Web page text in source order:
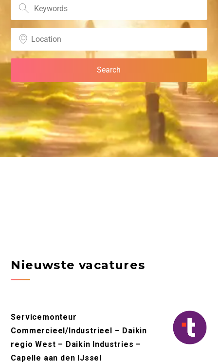
Nieuwste vacatures
Servicemonteur
Commercieel/Industrieel – Daikin
regio West – Daikin Industries –
Capelle aan den IJssel